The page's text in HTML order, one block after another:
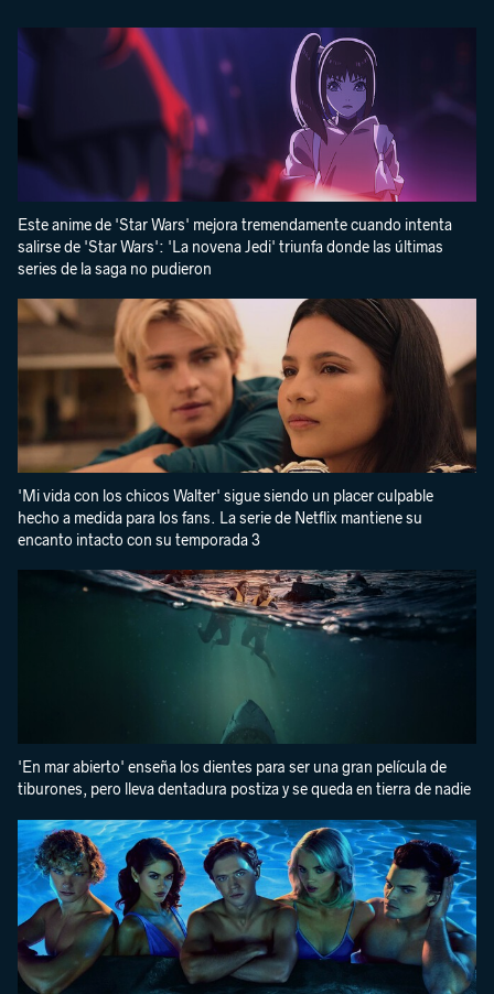
Este anime de 'Star Wars' mejora tremendamente cuando intenta
salirse de 'Star Wars': 'La novena Jedi' triunfa donde las últimas
series de la saga no pudieron
'Mi vida con los chicos Walter' sigue siendo un placer culpable
hecho a medida para los fans. La serie de Netflix mantiene su
encanto intacto con su temporada 3
'En mar abierto' enseña los dientes para ser una gran película de
tiburones, pero lleva dentadura postiza y se queda en tierra de nadie